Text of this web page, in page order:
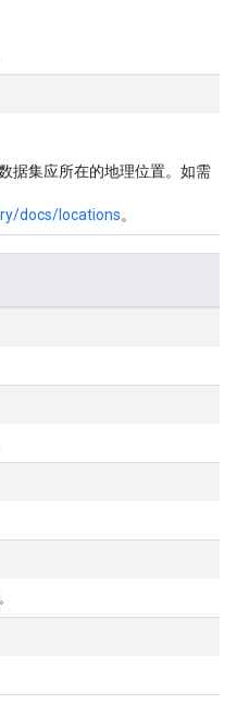
据集应所在的地理位置。如需
docs/locations。